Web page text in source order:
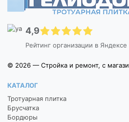
4,9
Рейтинг организации в Яндексе
© 2026 — Стройка и ремонт, с
КАТАЛОГ
Тротуарная плитка
Брусчатка
Бордюры